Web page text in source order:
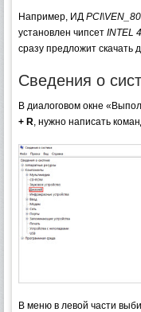
Например, ИД
установлен чипсет INTEL
сразу предложит скачать
Сведения о
В диалоговом окне
+ R , нужно написать
В меню в левой части